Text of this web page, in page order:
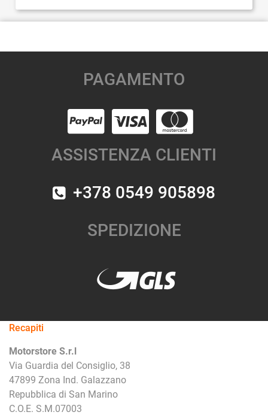
PAGAMENTO
ASSISTENZA CLIENTI
+378 0549 905898
SPEDIZIONE
Recapiti
Motorstore S.r.l
Via Guardia del Consiglio, 38
47899 Zona Ind. Galazzano
Repubblica di San Marino
C.O.E. S.M.07003